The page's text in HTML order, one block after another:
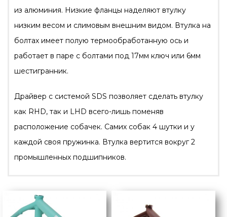
из алюминия. Низкие фланцы наделяют втулку
низким весом и слимовым внешним видом. Втулка на
болтах имеет полую термообработанную ось и
работает в паре с болтами под 17мм ключ или 6мм
шестигранник.
Драйвер с системой SDS позволяет сделать втулку
как RHD, так и LHD всего-лишь поменяв
расположение собачек. Самих собак 4 шутки и у
каждой своя пружинка. Втулка вертится вокруг 2
промышленных подшипников.